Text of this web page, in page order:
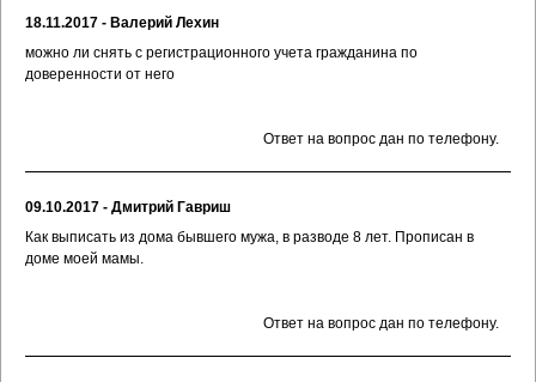
18.11.2017 - Валерий Лехин
можно ли снять с регистрационного учета гражданина по
доверенности от него
Ответ на вопрос дан по телефону.
09.10.2017 - Дмитрий Гавриш
Как выписать из дома бывшего мужа, в разводе 8 лет. Прописан в
доме моей мамы.
Ответ на вопрос дан по телефону.